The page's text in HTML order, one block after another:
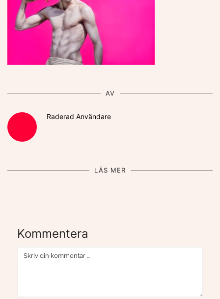
AV
Raderad Användare
LÄS MER
Kommentera